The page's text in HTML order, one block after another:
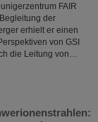
FAIR
der
erhielt er einen
von GSI
die Leitung von…